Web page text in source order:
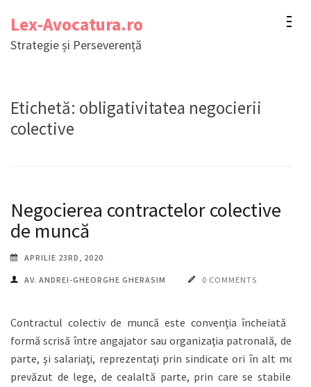
conținut
Lex-Avocatura.ro
Strategie și Perseverență
Etichetă: obligativitatea negocierii
colective
Negocierea contractelor colective
de muncă
APRILIE 23RD, 2020
AV. ANDREI-GHEORGHE GHERASIM 0 COMMENTS
Contractul colectiv de muncă este convenţia încheiată în
formă scrisă între angajator sau organizaţia patronală, de o
parte, şi salariaţi, reprezentaţi prin sindicate ori în alt mod
prevăzut de lege, de cealaltă parte, prin care se stabilesc